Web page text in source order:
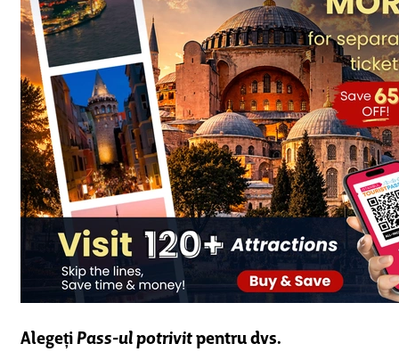
AlegețiPass-ul potrivitpentru dvs.